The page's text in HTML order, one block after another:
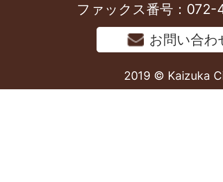
ファックス番号：
お問い合わ
2019 © Kaizuka